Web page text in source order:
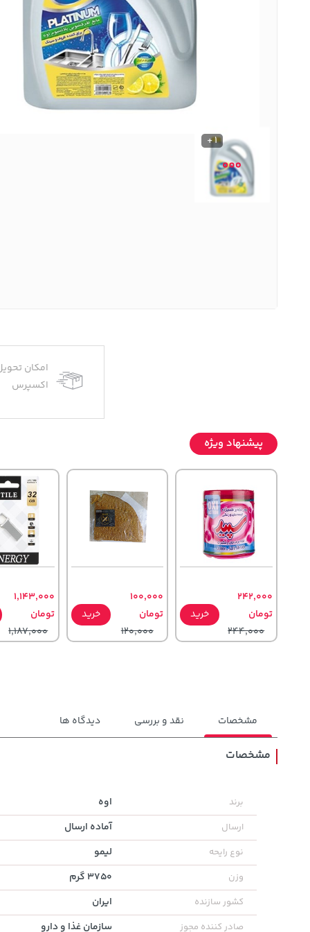
نوشیدنی ها
روشنایی و الکتریکی
1 +
امکان
اکسپرس
پیشنهاد ویژه
242,000
تومان
244,000
خرید
100,000
تومان
120,000
خرید
1,143,000
تومان
1,187,000
4,580,000
145,900
مشخصات نقد و بررسی دیدگاه ها
مشخصات
برند اوه
ارسال آماده ارسال
نوع رایحه لیمو
وزن 3750 گرم
کشور سازنده ایران
صادر کننده مجوز سازمان غذا و دارو